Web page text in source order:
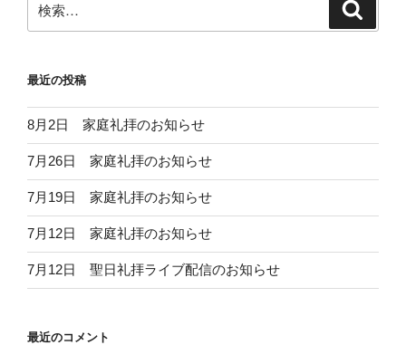
索:
最近の投稿
8月2日 家庭礼拝のお知らせ
7月26日 家庭礼拝のお知らせ
7月19日 家庭礼拝のお知らせ
7月12日 家庭礼拝のお知らせ
7月12日 聖日礼拝ライブ配信のお知らせ
最近のコメント